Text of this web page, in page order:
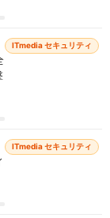
ITmedia セキュリティ
ITmedia セキュリティ